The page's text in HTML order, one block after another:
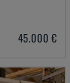
45.000 €